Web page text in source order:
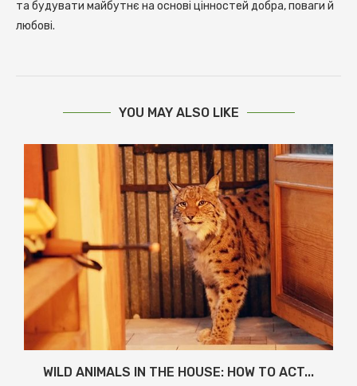
та будувати майбутнє на основі цінностей добра, поваги й
любові.
YOU MAY ALSO LIKE
WILD ANIMALS IN THE HOUSE: HOW TO ACT...